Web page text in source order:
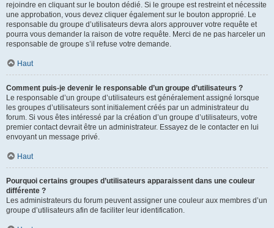
rejoindre en cliquant sur le bouton dédié. Si le groupe est restreint et nécessite
une approbation, vous devez cliquer également sur le bouton approprié. Le
responsable du groupe d’utilisateurs devra alors approuver votre requête et
pourra vous demander la raison de votre requête. Merci de ne pas harceler un
responsable de groupe s’il refuse votre demande.
Haut
Comment puis-je devenir le responsable d’un groupe d’utilisateurs ?
Le responsable d’un groupe d’utilisateurs est généralement assigné lorsque
les groupes d’utilisateurs sont initialement créés par un administrateur du
forum. Si vous êtes intéressé par la création d’un groupe d’utilisateurs, votre
premier contact devrait être un administrateur. Essayez de le contacter en lui
envoyant un message privé.
Haut
Pourquoi certains groupes d’utilisateurs apparaissent dans une couleur
différente ?
Les administrateurs du forum peuvent assigner une couleur aux membres d’un
groupe d’utilisateurs afin de faciliter leur identification.